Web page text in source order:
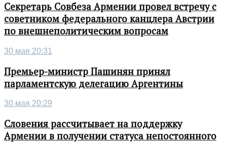
Секретарь Совбеза Армении провел встречу с
советником федерального канцлера Австрии
по внешнеполитическим вопросам
30 мая 20:31
Премьер-министр Пашинян принял
парламентскую делегацию Аргентины
30 мая 20:29
Словения рассчитывает на поддержку
Армении в получении статуса непостоянного